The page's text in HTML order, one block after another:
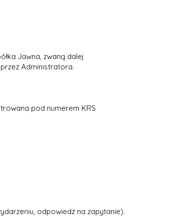
Jawna, zwaną dalej
Administratora.
pod numerem KRS
odpowiedź na zapytanie).